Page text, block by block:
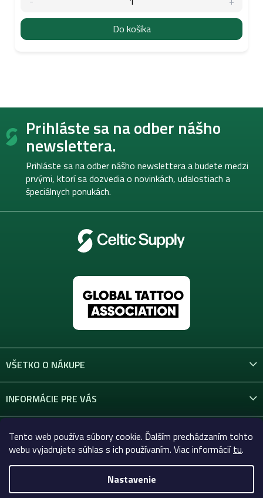
Tento web používa súbory cookie. Ďalším prechádzaním tohto
webu vyjadrujete súhlas s ich používaním. Viac informáciítu.
Nastavenie
Do košíka
Z
Prihláste sa na odber nášho
newslettera.
Prihláste sa na odber nášho newslettera a budete medzi
prvými, ktorí sa dozvedia o novinkách, udalostiach a
špeciálnych ponukách.
VŠETKO O NÁKUPE
INFORMÁCIE PRE VÁS
KONTAKT
Copyright 2026Celtic-Supply.sk | Všetko pre tetovanie a